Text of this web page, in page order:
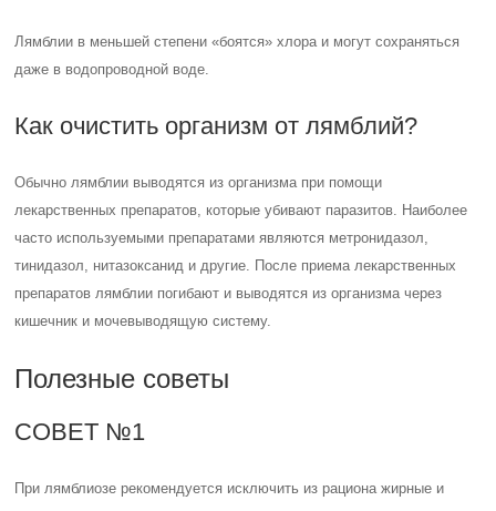
Лямблии в меньшей степени «боятся» хлора и могут сохраняться
даже в водопроводной воде.
Как очистить организм от лямблий?
Обычно лямблии выводятся из организма при помощи
лекарственных препаратов, которые убивают паразитов. Наиболее
часто используемыми препаратами являются метронидазол,
тинидазол, нитазоксанид и другие. После приема лекарственных
препаратов лямблии погибают и выводятся из организма через
кишечник и мочевыводящую систему.
Полезные советы
СОВЕТ №1
При лямблиозе рекомендуется исключить из рациона жирные и